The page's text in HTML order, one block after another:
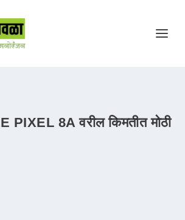
PIXEL 8A वरील किमतीत मोठी